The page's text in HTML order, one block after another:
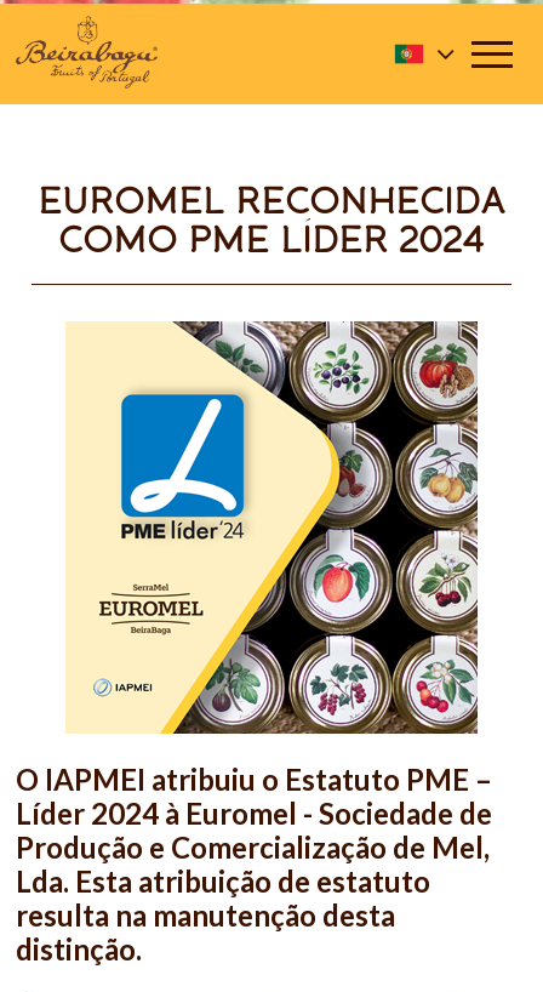
EUROMEL RECONHECIDA
COMO PME LÍDER 2024
O IAPMEI atribuiu o Estatuto PME –
Líder 2024 à Euromel - Sociedade de
Produção e Comercialização de Mel,
Lda. Esta atribuição de estatuto
resulta na manutenção desta
distinção.